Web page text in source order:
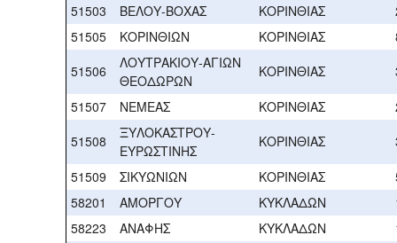
51503
ΒΕΛΟΥ-ΒΟΧΑΣ ΚΟΡΙΝΘΙΑΣ
51505
ΚΟΡΙΝΘΙΩΝ ΚΟΡΙΝΘΙΑΣ
51506
ΛΟΥΤΡΑΚΙΟΥ-ΑΓΙΩΝ
ΘΕΟΔΩΡΩΝ
ΚΟΡΙΝΘΙΑΣ
51507
ΝΕΜΕΑΣ ΚΟΡΙΝΘΙΑΣ
51508
ΞΥΛΟΚΑΣΤΡΟΥ-
ΕΥΡΩΣΤΙΝΗΣ
ΚΟΡΙΝΘΙΑΣ
51509
ΣΙΚΥΩΝΙΩΝ ΚΟΡΙΝΘΙΑΣ
58201
ΑΜΟΡΓΟΥ ΚΥΚΛΑΔΩΝ
58223
ΑΝΑΦΗΣ ΚΥΚΛΑΔΩΝ